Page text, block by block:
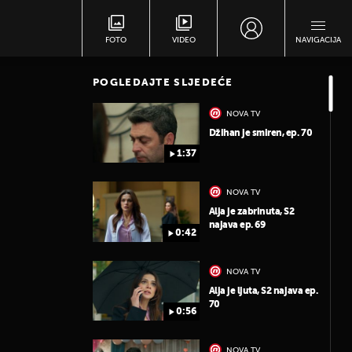
FOTO VIDEO NAVIGACIJA
POGLEDAJTE SLJEDEĆE
1:37
NOVA TV
Džihan je smiren, ep. 70
0:42
NOVA TV
Alja je zabrinuta, S2
najava ep. 69
0:56
NOVA TV
Alja je ljuta, S2 najava ep.
70